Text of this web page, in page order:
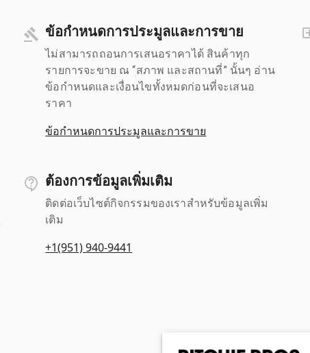
ข้อกำหนดการประมูลและการขาย
ไม่สามารถถอนการเสนอราคาได้ สินค้าทุก
รายการจะขาย ณ “สภาพ และสถานที่” นั้นๆ อ่าน
ข้อกำหนดและเงื่อนไขทั้งหมดก่อนที่จะเสนอ
ราคา
ข้อกำหนดการประมูลและการขาย
ต้องการข้อมูลเพิ่มเติม
ติดต่อเว็บไซต์กิจกรรมของเราสำหรับข้อมูลเพิ่ม
เติม
+1(951) 940-9441